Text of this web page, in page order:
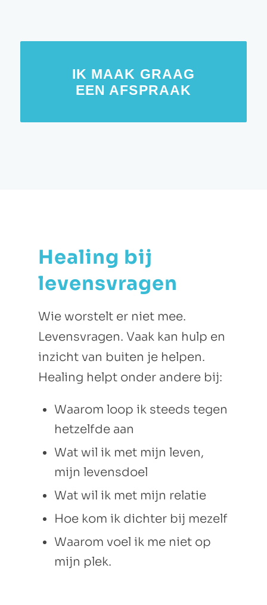
IK MAAK GRAAG
EEN AFSPRAAK
Healing bij
levensvragen
Wie worstelt er niet mee.
Levensvragen. Vaak kan hulp en
inzicht van buiten je helpen.
Healing helpt onder andere bij:
Waarom loop ik steeds tegen
hetzelfde aan
Wat wil ik met mijn leven,
mijn levensdoel
Wat wil ik met mijn relatie
Hoe kom ik dichter bij mezelf
Waarom voel ik me niet op
mijn plek.